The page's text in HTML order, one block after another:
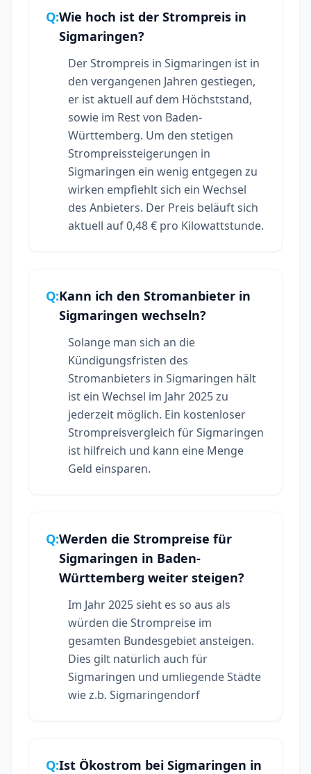
Q:Wie hoch ist der Strompreis in
Sigmaringen?
Der Strompreis in Sigmaringen ist in
den vergangenen Jahren gestiegen,
er ist aktuell auf dem Höchststand,
sowie im Rest von Baden-
Württemberg. Um den stetigen
Strompreissteigerungen in
Sigmaringen ein wenig entgegen zu
wirken empfiehlt sich ein Wechsel
des Anbieters. Der Preis beläuft sich
aktuell auf 0,48 € pro Kilowattstunde.
Q:Kann ich den Stromanbieter in
Sigmaringen wechseln?
Solange man sich an die
Kündigungsfristen des
Stromanbieters in Sigmaringen hält
ist ein Wechsel im Jahr 2025 zu
jederzeit möglich. Ein kostenloser
Strompreisvergleich für Sigmaringen
ist hilfreich und kann eine Menge
Geld einsparen.
Q:Werden die Strompreise für
Sigmaringen in Baden-
Württemberg weiter steigen?
Im Jahr 2025 sieht es so aus als
würden die Strompreise im
gesamten Bundesgebiet ansteigen.
Dies gilt natürlich auch für
Sigmaringen und umliegende Städte
wie z.b. Sigmaringendorf
Q:Ist Ökostrom bei Sigmaringen in